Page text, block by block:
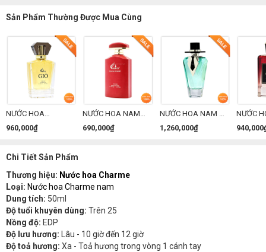
Sản Phẩm Thường Được Mua Cùng
NƯỚC HOA
CHARME GIÒ 100ML
(PHIÊN BẢN MỚI)
960,000₫
NƯỚC HOA NAM
CHARME RED DE
CHARME 100ML
690,000₫
NƯỚC HOA NAM MR
CHARME 100ML
1,260,000₫
NƯỚC
100ML
Chi Tiết Sản Phẩm
Thương hiệu: Nước hoa Charme
Loại: Nước hoa Charme nam
Dung tích: 50ml
Độ tuổi khuyên dùng: Trên 25
Nồng độ: EDP
Độ lưu hương: Lâu - 10 giờ đến 12 giờ
Độ toả hương: Xa - Toả hương trong vòng 1 cánh tay